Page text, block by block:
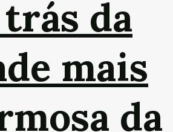
da
mais
da